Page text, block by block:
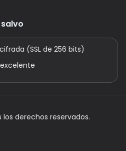
(SSL de 256 bits)
los derechos reservados.